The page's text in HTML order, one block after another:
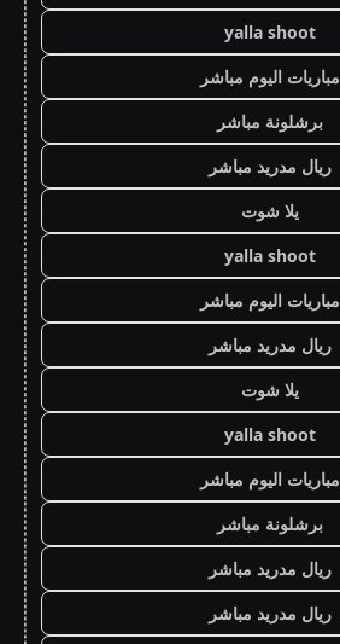
yalla shoot
مباريات اليوم مباشر
برشلونة مباشر
ريال مدريد مباشر
يلا شوت
yalla shoot
مباريات اليوم مباشر
ريال مدريد مباشر
يلا شوت
yalla shoot
مباريات اليوم مباشر
برشلونة مباشر
ريال مدريد مباشر
ريال مدريد مباشر